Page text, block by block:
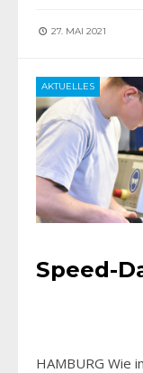
27. MAI 2021
AKTUELLES
Speed-
HAMBURG Wie